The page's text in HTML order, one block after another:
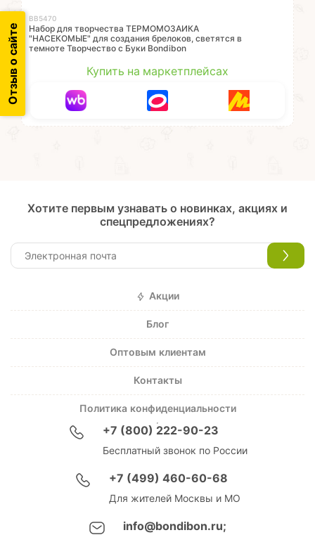
ВВ5470
Набор для творчества ТЕРМОМОЗАИКА
"НАСЕКОМЫЕ" для создания брелоков, светятся в
темноте Творчество с Буки Bondibon
Купить на маркетплейсах
Отзыв о сайте
Хотите первым узнавать о новинках, акциях и
спецпредложениях?
Акции
Блог
Оптовым клиентам
Контакты
Политика конфиденциальности
+7 (800) 222-90-23
Бесплатный звонок по России
+7 (499) 460-60-68
Для жителей Москвы и МО
info@bondibon.ru;